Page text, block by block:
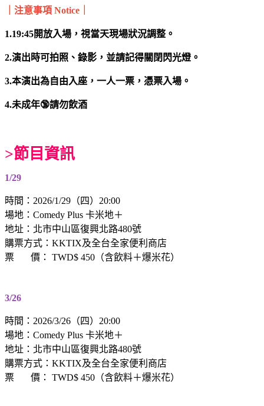
｜注意事項 Notice｜
1.19:45開放入場，視當天現場狀況調整。
2.演出時可拍照、錄影，並請記得關閉閃光燈。
3.本演出為自由入座，一人一票，憑票入場。
4.未成年🔞請勿飲酒
>節目資訊
1/29
時間：2026/1/29（四）20:00
場地：Comedy Plus 卡米地＋
地址：北市中山區復興北路480號
購票方式：KKTIX及全台全家便利商店
票 價： TWD$ 450（含飲料＋爆米花）
3/26
時間：2026/3/26（四）20:00
場地：Comedy Plus 卡米地＋
地址：北市中山區復興北路480號
購票方式：KKTIX及全台全家便利商店
票 價： TWD$ 450（含飲料＋爆米花）